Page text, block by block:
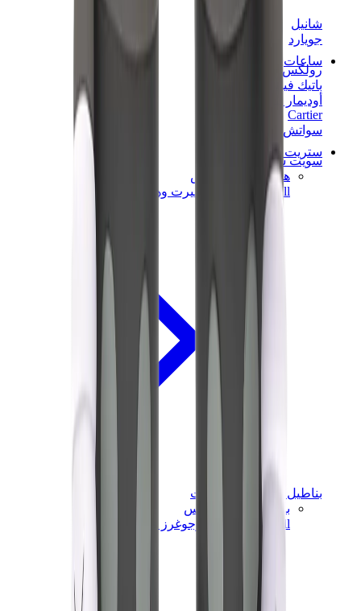
شانيل
جويارد
ساعات
رولكس
باتيك فيليب
أوديمار بيغيه
Cartier
سواتش
ستريت وير
سويت شيرت وهوديز
هودي كروم هارتس
View All
سويت شيرت وهوديز
بناطيل وجوغرز وشورتات
بناطيل كروم هارتس
View All
بناطيل وجوغرز وشورتات